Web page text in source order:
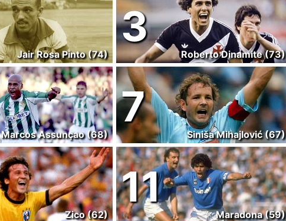
Jair Rosa Pinto (74)
3
Roberto Dinamite (73)
Marcos Assunçao (68)
7
Siniša Mihajlović (67)
Zico (62)
11
Maradona (59)